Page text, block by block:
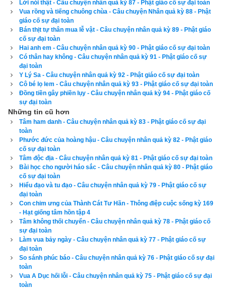
Lịch vạn niên - Chọn giờ tốt ngày đẹp
Ngày cần xem
Ngày khởi sự (DL)
Giờ khởi sự
Xem ngày
Tác giả bài viết:Thầy Uri – Tổng biên tập chuyên mục giác ngộ
Lời nói thật - Câu chuyện nhân quả kỳ 87 - Phật giáo cố sự đại toàn
Vua rồng và tiếng chuông chùa - Câu chuyện Nhân quả kỳ 88 - Phật
giáo cố sự đại toàn
Bán thịt tự thân mua lễ vật - Câu chuyện nhân quả kỳ 89 - Phật giáo
cố sự đại toàn
Hai anh em - Câu chuyện nhân quả kỳ 90 - Phật giáo cố sự đại toàn
Có thân hay không - Câu chuyện nhân quả kỳ 91 - Phật giáo cố sự
đại toàn
Y Lý Sa - Câu chuyện nhân quả kỳ 92 - Phật giáo cố sự đại toàn
Cô bé lọ lem - Câu chuyện nhân quả kỳ 93 - Phật giáo cố sự đại toàn
Đồng tiền gây phiền lụy - Câu chuyện nhân quả kỳ 94 - Phật giáo cố
sự đại toàn
Những tin cũ hơn
Tâm ham danh - Câu chuyện nhân quả kỳ 83 - Phật giáo cố sự đại
toàn
Phước đức của hoàng hậu - Câu chuyện nhân quả kỳ 82 - Phật giáo
cố sự đại toàn
Tâm độc địa - Câu chuyện nhân quả kỳ 81 - Phật giáo cố sự đại toàn
Bài học cho người háo sắc - Câu chuyện nhân quả kỳ 80 - Phật giáo
cố sự đại toàn
Hiểu đạo và tu đạo - Câu chuyện nhân quả kỳ 79 - Phật giáo cố sự
đại toàn
Con chim ưng của Thành Cát Tư Hãn - Thông điệp cuộc sống kỳ 169
- Hạt giống tâm hồn tập 4
Tâm không thối chuyển - Câu chuyện nhân quả kỳ 78 - Phật giáo cố
sự đại toàn
Làm vua bảy ngày - Câu chuyện nhân quả kỳ 77 - Phật giáo cố sự
đại toàn
So sánh phúc báo - Câu chuyện nhân quả kỳ 76 - Phật giáo cố sự đại
toàn
Vua A Dục hối lỗi - Câu chuyện nhân quả kỳ 75 - Phật giáo cố sự đại
toàn